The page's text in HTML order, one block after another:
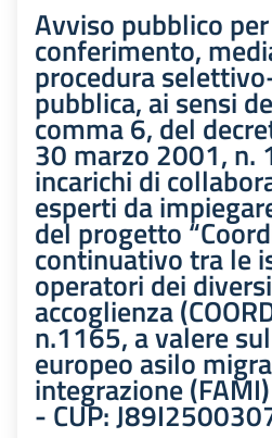
Avviso pubblico
conferimento,
procedura
pubblica, ai sensi
comma 6, del
30 marzo 2001, n.
incarichi di
esperti da
del progetto
continuativo tra le
operatori dei
accoglienza
n.1165, a valere
europeo asilo
integrazione
- CUP: